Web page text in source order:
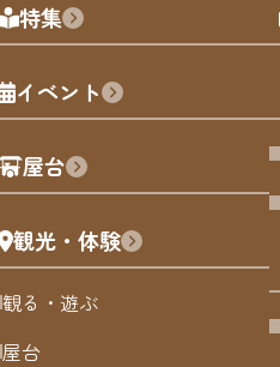
特集
イベント
屋台
観光・体験
観る・遊ぶ
屋台